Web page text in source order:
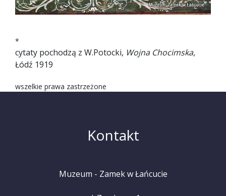
*
cytaty pochodzą z W.Potocki, Wojna Chocimska,
Łódź 1919
wszelkie prawa zastrzeżone
Kontakt
Muzeum - Zamek w Łańcucie